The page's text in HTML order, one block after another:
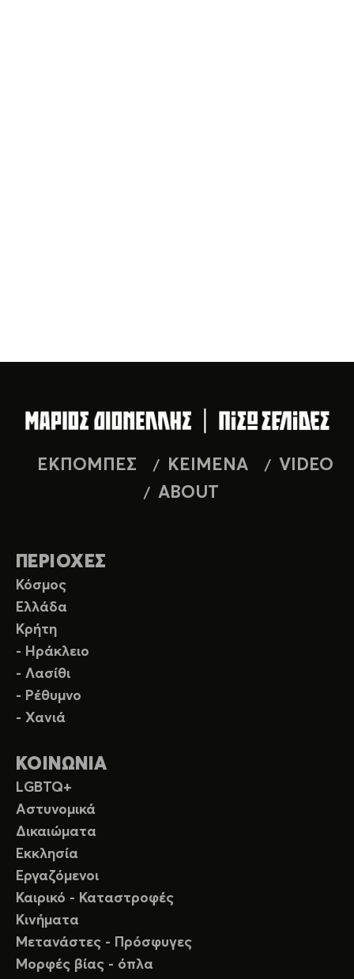
ΕΚΠΟΜΠΕΣ ΚΕΙΜΕΝΑ
VIDEO
ABOUT
ΠΕΡΙΟΧΕΣ
Κόσμος
Ελλάδα
Κρήτη
- Ηράκλειο
- Λασίθι
- Ρέθυμνο
- Χανιά
ΚΟΙΝΩΝΙΑ
LGBTQ+
Αστυνομικά
Δικαιώματα
Εκκλησία
Εργαζόμενοι
Καιρικό - Καταστροφές
Κινήματα
Μετανάστες - Πρόσφυγες
Μορφές βίας - όπλα